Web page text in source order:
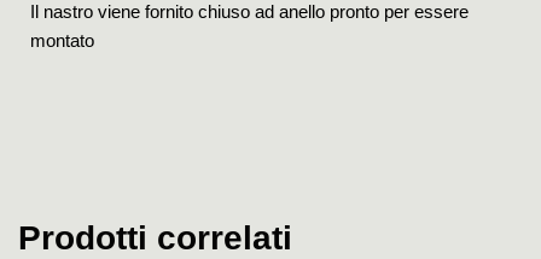
Il nastro viene fornito chiuso ad anello pronto per essere
montato
Prodotti correlati